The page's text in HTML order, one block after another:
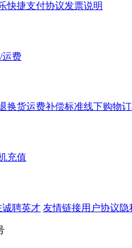
快捷支付协议发票说明
运费
换货运费补偿标准线下购物
充值
诚聘英才 友情链接用户协议隐